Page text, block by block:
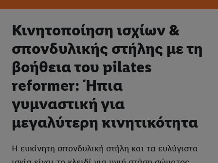
Κινητοποίηση ισχίων &
σπονδυλικής στήλης με τη
βοήθεια του pilates
reformer: Ήπια
γυμναστική για
μεγαλύτερη κινητικότητα
Η ευκίνητη σπονδυλική στήλη και τα ευλύγιστα